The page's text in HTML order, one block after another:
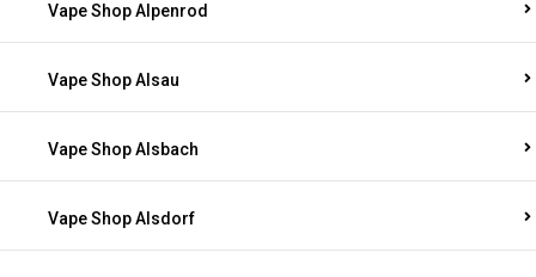
Vape Shop Alpenrod
Vape Shop Alsau
Vape Shop Alsbach
Vape Shop Alsdorf